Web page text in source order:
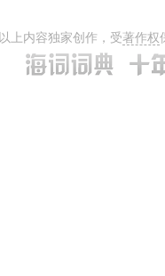
以上内容独家创作，受著作权